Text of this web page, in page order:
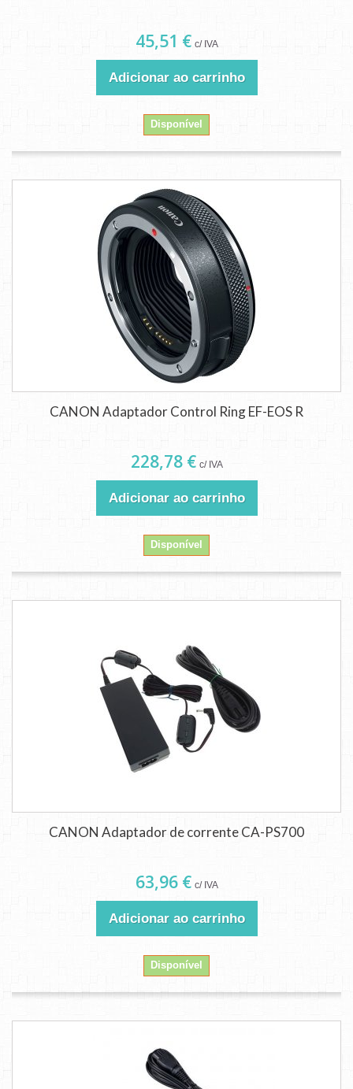
45,51 € c/ IVA
Adicionar ao carrinho
Disponível
CANON Adaptador Control Ring EF-EOS R
228,78 € c/ IVA
Adicionar ao carrinho
Disponível
CANON Adaptador de corrente CA-PS700
63,96 € c/ IVA
Adicionar ao carrinho
Disponível